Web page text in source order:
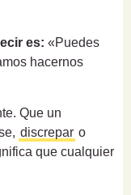
es: «Puedes
hacernos
Que un
discrepar o
que cualquier